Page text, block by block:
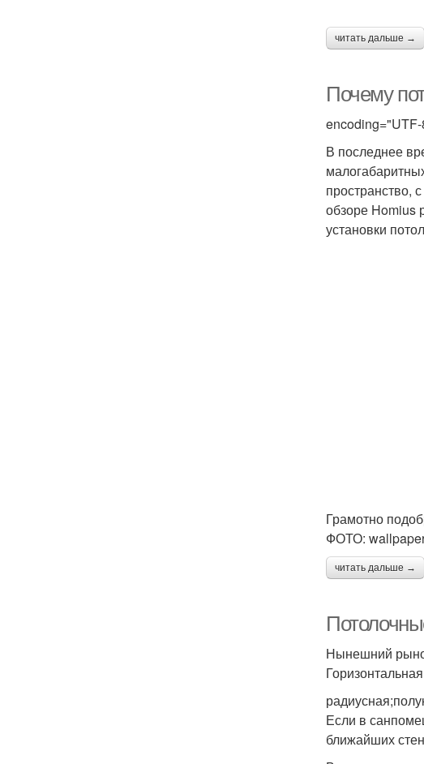
читать дальше →
Почему
В последнее
пространство,
обзоре Homius
установки
Грамотно
ФОТО:
читать дальше →
Нынешний
Если в
ближайших